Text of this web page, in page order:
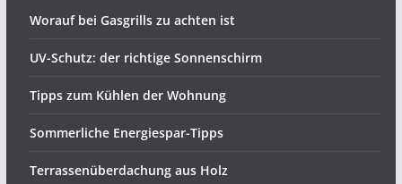
Worauf bei Gasgrills zu achten ist
UV-Schutz: der richtige Sonnenschirm
Tipps zum Kühlen der Wohnung
Sommerliche Energiespar-Tipps
Terrassenüberdachung aus Holz